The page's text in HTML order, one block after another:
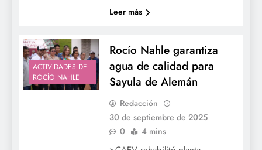
Leer más
ACTIVIDADES DE
ROCÍO NAHLE
Rocío Nahle garantiza
agua de calidad para
Sayula de Alemán
Redacción
30 de septiembre de 2025
0
4 mins